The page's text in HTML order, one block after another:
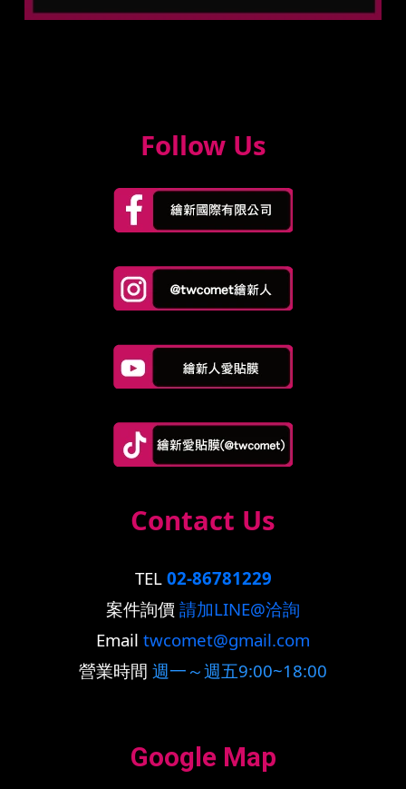
Follow Us
Contact Us
TEL 02-86781229
案件詢價 請加LINE@洽詢
Email twcomet@gmail.com
營業時間 週一～週五9:00~18:00
Google Map